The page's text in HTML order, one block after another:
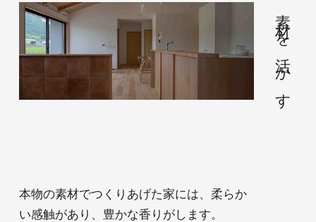
素材を活かす
本物の素材でつくりあげた家には、柔らか
い感触があり、豊かな香りがします。